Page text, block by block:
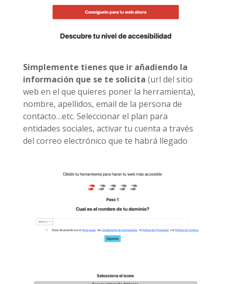
Simplemente tienes que ir añadiendo la
información que se te solicita (url del sitio
web en el que quieres poner la herramienta),
nombre, apellidos, email de la persona de
contacto…etc. Seleccionar el plan para
entidades sociales, activar tu cuenta a través
del correo electrónico que te habrá llegado